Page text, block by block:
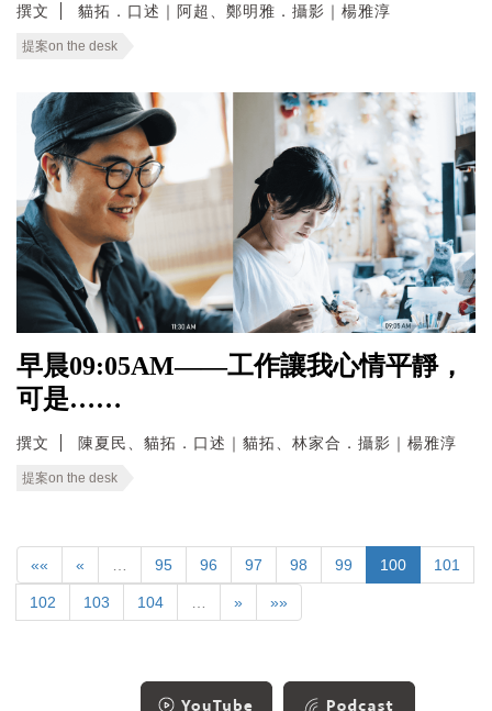
撰文 貓拓．口述｜阿超、鄭明雅．攝影｜楊雅淳
提案on the desk
早晨09:05AM——工作讓我心情平靜，
可是……
撰文 陳夏民、貓拓．口述｜貓拓、林家合．攝影｜楊雅淳
提案on the desk
«« « 95 96 97 98 99 100 101
102 103 104 » »»